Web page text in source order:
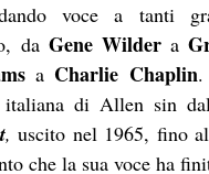
voce a tanti
da Gene Wildera
a Charlie Chaplin.
italiana di Allen sin
,uscito nel 1965, fino
che la sua voce ha